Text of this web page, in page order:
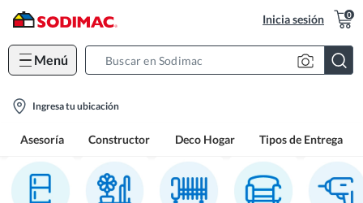
Inicia sesión 0
Menú
location-
Ingresa tu ubicación
Asesoría Constructor Deco Hogar Tipos de Entrega